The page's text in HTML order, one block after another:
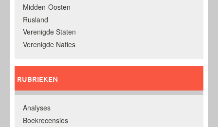
Midden-Oosten
Rusland
Verenigde Staten
Verenigde Naties
RUBRIEKEN
Analyses
Boekrecensies